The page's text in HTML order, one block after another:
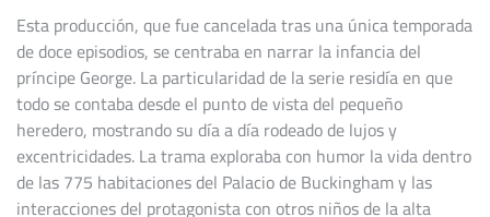
Esta producción, que fue cancelada tras una única temporada
de doce episodios, se centraba en narrar la infancia del
príncipe George. La particularidad de la serie residía en que
todo se contaba desde el punto de vista del pequeño
heredero, mostrando su día a día rodeado de lujos y
excentricidades. La trama exploraba con humor la vida dentro
de las 775 habitaciones del Palacio de Buckingham y las
interacciones del protagonista con otros niños de la alta